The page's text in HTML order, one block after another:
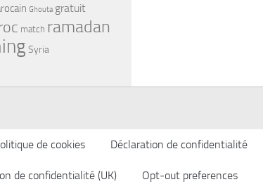
Ghouta gratuit
match ramadan
Syria
de cookies Déclaration de confidentialité
de confidentialité (UK) Opt-out preferences